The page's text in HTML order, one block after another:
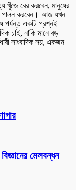
খুঁজে বের করবেন, মানুষের
পালন করবেন। আজ যখন
পর্যন্ত একটি প্রশ্নই
চাই, নাকি মানে বড়
সাংবাদিক নয়, একজন
মেলবন্ধন